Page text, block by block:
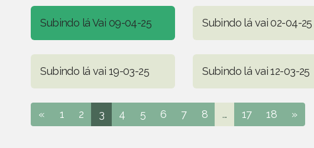
Subindo lá Vai 09-04-25 Subindo lá vai 02-04-25
Subindo lá vai 19-03-25 Subindo lá vai 12-03-25
« 1 2 3 4 5 6 7 8 ... 17 18 »